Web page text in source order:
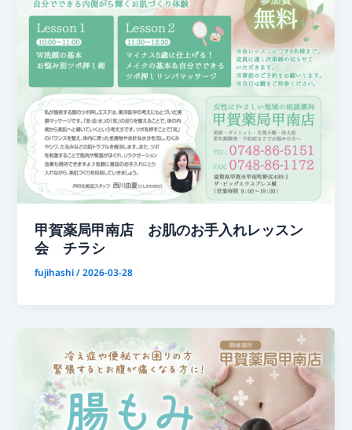
甲賀薬局甲南店 お肌のお手入れレッスン
会 チラシ
fujihashi/2026-03-28